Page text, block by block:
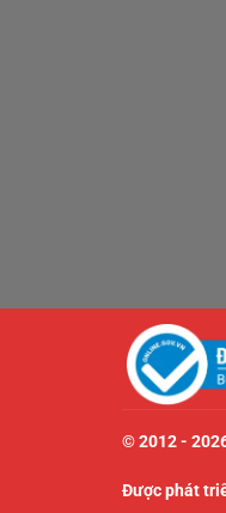
© 2012 -
Được phát